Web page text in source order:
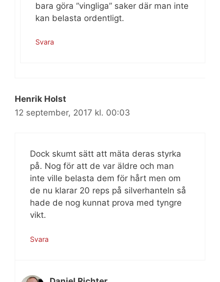
bara göra ”vingliga” saker där man inte
kan belasta ordentligt.
Svara
Henrik Holst
12 september, 2017 kl. 00:03
Dock skumt sätt att mäta deras styrka
på. Nog för att de var äldre och man
inte ville belasta dem för hårt men om
de nu klarar 20 reps på silverhanteln så
hade de nog kunnat prova med tyngre
vikt.
Svara